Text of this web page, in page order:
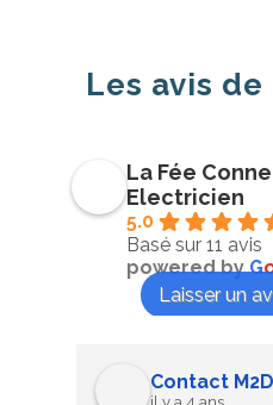
Les avis
La Fée
Electricien
5.0
Basé sur 11 avis
powered byG
Contact M2D